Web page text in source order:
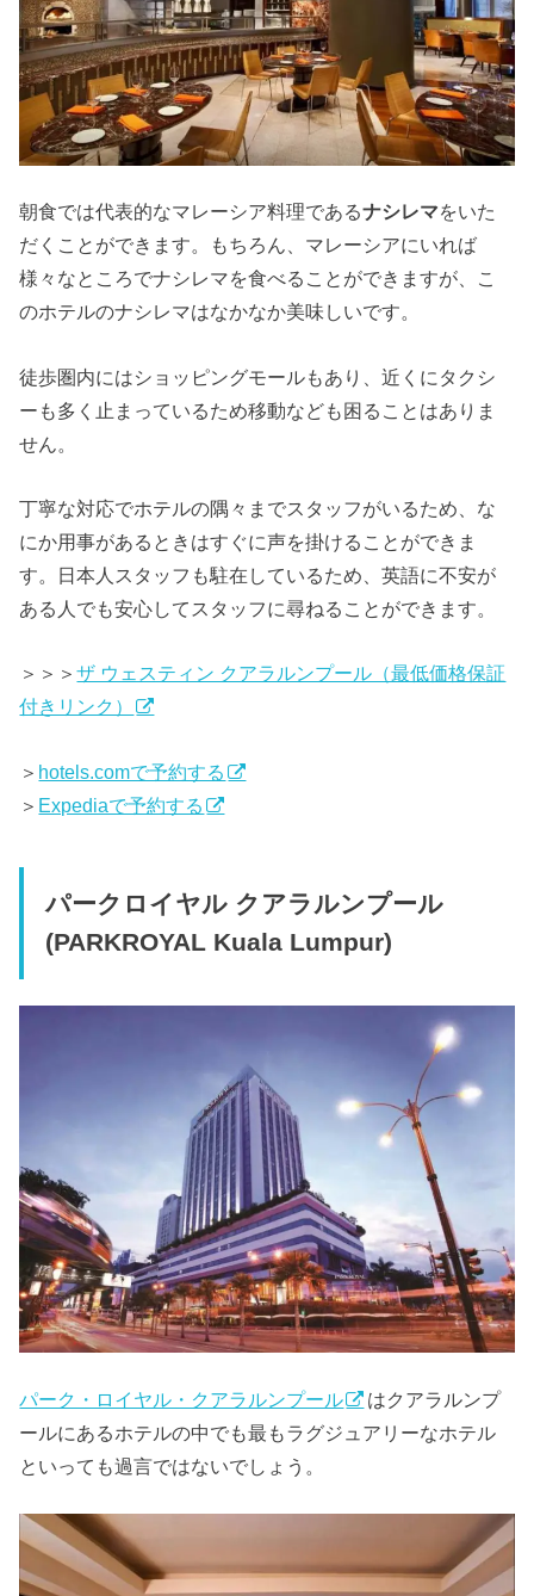
朝食では代表的なマレーシア料理であるナシレマをいた
だくことができます。もちろん、マレーシアにいれば
様々なところでナシレマを食べることができますが、こ
のホテルのナシレマはなかなか美味しいです。
徒歩圏内にはショッピングモールもあり、近くにタクシ
ーも多く止まっているため移動なども困ることはありま
せん。
丁寧な対応でホテルの隅々までスタッフがいるため、な
にか用事があるときはすぐに声を掛けることができま
す。日本人スタッフも駐在しているため、英語に不安が
ある人でも安心してスタッフに尋ねることができます。
＞＞＞ザ ウェスティン クアラルンプール（最低価格保証
付きリンク）
＞ hotels.comで予約する
＞ Expediaで予約する
パークロイヤル クアラルンプール
(PARKROYAL Kuala Lumpur)
パーク・ロイヤル・クアラルンプール
はクアラルンプ
ールにあるホテルの中でも最もラグジュアリーなホテル
といっても過言ではないでしょう。